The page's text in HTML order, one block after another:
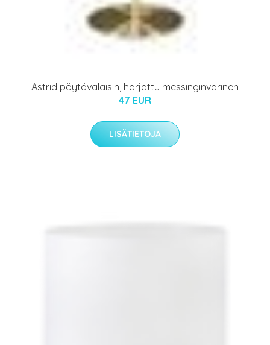
Astrid pöytävalaisin, harjattu messinginvärinen
47 EUR
LISÄTIETOJA